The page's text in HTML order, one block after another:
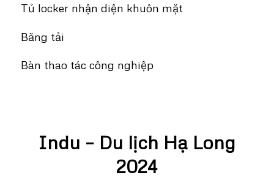
Tủ locker nhận diện khuôn mặt
Băng tải
Bàn thao tác công nghiệp
Indu – Du lịch Hạ Long
2024